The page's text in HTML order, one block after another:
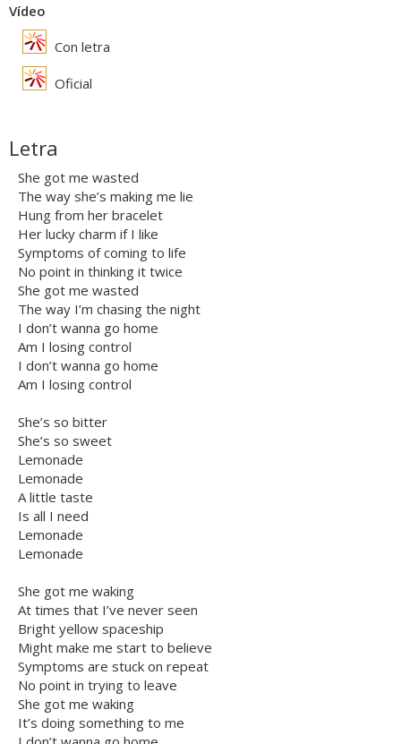
Vídeo
Con letra
Oficial
Letra
She got me wasted
The way she’s making me lie
Hung from her bracelet
Her lucky charm if I like
Symptoms of coming to life
No point in thinking it twice
She got me wasted
The way I’m chasing the night
I don’t wanna go home
Am I losing control
I don’t wanna go home
Am I losing control
She’s so bitter
She’s so sweet
Lemonade
Lemonade
A little taste
Is all I need
Lemonade
Lemonade
She got me waking
At times that I’ve never seen
Bright yellow spaceship
Might make me start to believe
Symptoms are stuck on repeat
No point in trying to leave
She got me waking
It’s doing something to me